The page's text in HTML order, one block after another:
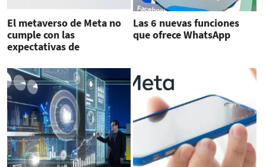
El metaverso de Meta no
cumple con las
expectativas de
Las 6 nuevas funciones
que ofrece WhatsApp